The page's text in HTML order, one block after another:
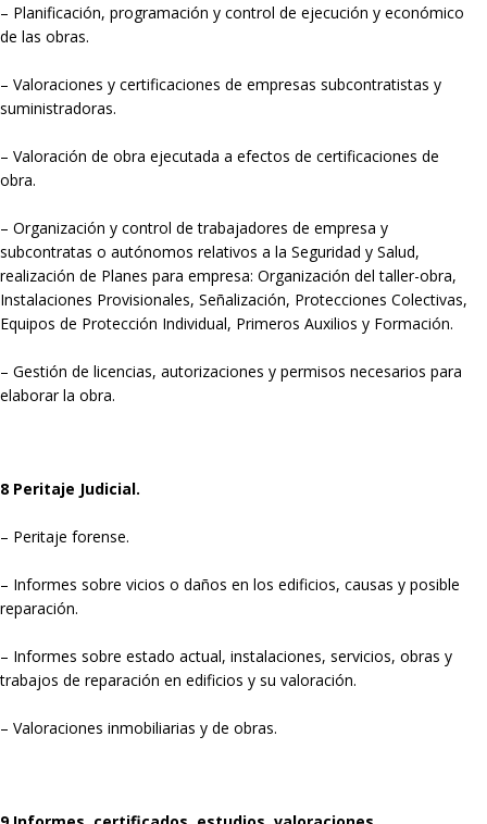
– Planificación, programación y control de ejecución y económico
de las obras.
– Valoraciones y certificaciones de empresas subcontratistas y
suministradoras.
– Valoración de obra ejecutada a efectos de certificaciones de
obra.
– Organización y control de trabajadores de empresa y
subcontratas o autónomos relativos a la Seguridad y Salud,
realización de Planes para empresa: Organización del taller-obra,
Instalaciones Provisionales, Señalización, Protecciones Colectivas,
Equipos de Protección Individual, Primeros Auxilios y Formación.
– Gestión de licencias, autorizaciones y permisos necesarios para
elaborar la obra.
8 Peritaje Judicial.
– Peritaje forense.
– Informes sobre vicios o daños en los edificios, causas y posible
reparación.
– Informes sobre estado actual, instalaciones, servicios, obras y
trabajos de reparación en edificios y su valoración.
– Valoraciones inmobiliarias y de obras.